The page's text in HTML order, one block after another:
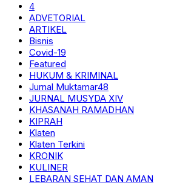
4
ADVETORIAL
ARTIKEL
Bisnis
Covid-19
Featured
HUKUM & KRIMINAL
Jurnal Muktamar48
JURNAL MUSYDA XIV
KHASANAH RAMADHAN
KIPRAH
Klaten
Klaten Terkini
KRONIK
KULINER
LEBARAN SEHAT DAN AMAN